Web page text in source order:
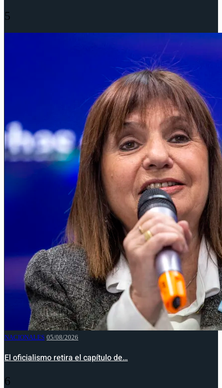
5
NACIONALES 05/08/2026
El oficialismo retira el capítulo de…
6